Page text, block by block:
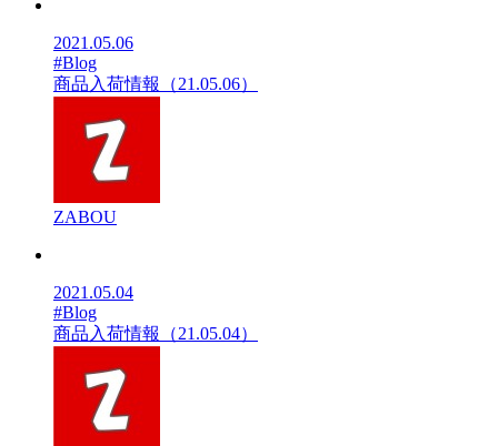
2021.05.06
#Blog
商品入荷情報（21.05.06）
ZABOU
2021.05.04
#Blog
商品入荷情報（21.05.04）